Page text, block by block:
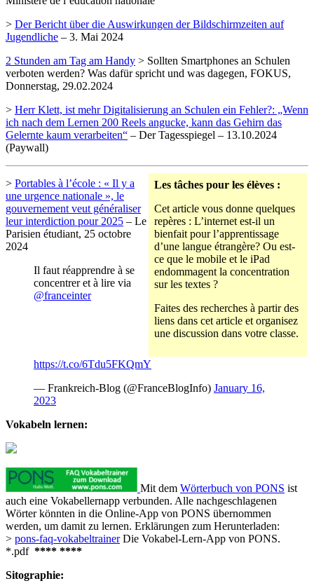
> Der Bericht über die Auswirkungen der Bildschirmzeiten auf
Jugendliche – 3. Mai 2024
2 Stunden am Tag am Handy > Sollten Smartphones an Schulen
verboten werden? Was dafür spricht und was dagegen, FOKUS,
Donnerstag, 29.02.2024
> Herr Klett, ist mehr Digitalisierung an Schulen ein Fehler?: „Wenn
ich nach dem Lernen 200 Reels angucke, kann das Gehirn das
Gelernte kaum verarbeiten“ – Der Tagesspiegel – 13.10.2024
(Paywall)
Les tâches pour les élèves :
Cet article vous donne quelques
repères : L’internet est-il un
bienfait pour l’apprentissage
d’une langue étrangère? Ou est-
ce que le mobile et le iPad
endommagent la concentration
sur les textes ?
Faites des recherches à partir des
liens dans cet article et organisez
une discussion dans votre classe.
> Portables à l’école : « Il y a
une urgence nationale », le
gouvernement veut généraliser
leur interdiction pour 2025 – Le
Parisien étudiant, 25 octobre
2024
Il faut réapprendre à se
concentrer et à lire via
@franceinter
https://t.co/6Tdu5FKQmY
— Frankreich-Blog (@FranceBlogInfo) January 16,
2023
Vokabeln lernen:
Mit dem Wörterbuch von PONS ist
auch eine Vokabellernapp verbunden. Alle nachgeschlagenen
Wörter könnten in die Online-App von PONS übernommen
werden, um damit zu lernen. Erklärungen zum Herunterladen:
> pons-faq-vokabeltrainerDie Vokabel-Lern-App von PONS.
*.pdf **** ****
Sitographie: